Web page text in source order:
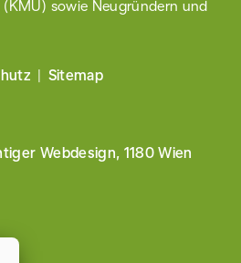
sowie Neugründern und
Sitemap
Webdesign, 1180 Wien